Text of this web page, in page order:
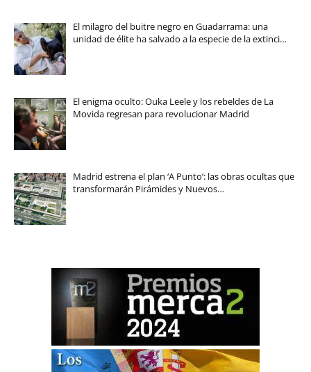
El milagro del buitre negro en Guadarrama: una
unidad de élite ha salvado a la especie de la extinci…
El enigma oculto: Ouka Leele y los rebeldes de La
Movida regresan para revolucionar Madrid
Madrid estrena el plan ‘A Punto’: las obras ocultas que
transformarán Pirámides y Nuevos…